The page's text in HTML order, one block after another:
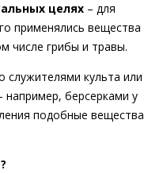
целях – для
применялись вещества
числе грибы и травы.
служителями культа или
берсерками у
подобные вещества